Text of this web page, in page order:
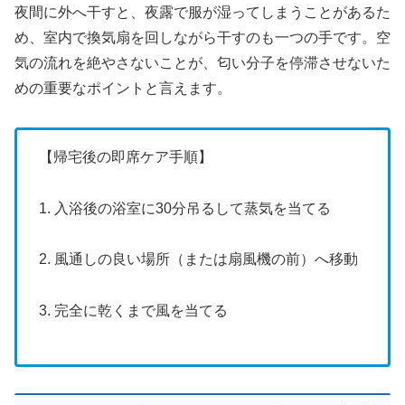
夜間に外へ干すと、夜露で服が湿ってしまうことがあるた
め、室内で換気扇を回しながら干すのも一つの手です。空
気の流れを絶やさないことが、匂い分子を停滞させないた
めの重要なポイントと言えます。
【帰宅後の即席ケア手順】
1. 入浴後の浴室に30分吊るして蒸気を当てる
2. 風通しの良い場所（または扇風機の前）へ移動
3. 完全に乾くまで風を当てる